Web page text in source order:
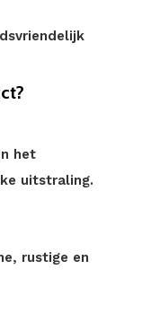
het
uitstraling.
rustige en